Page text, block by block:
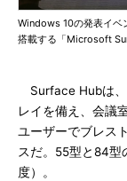
Windows 10の発表イベ
搭載する「Microsoft
Surface Hubは、
レイを備え、会議
ユーザーでブレス
スだ。55型と84型
度）。